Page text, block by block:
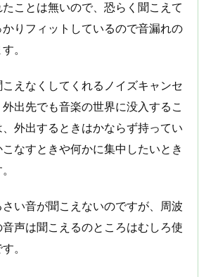
ことは無いので、恐らく聞こえて
りフィットしているので音漏れの
。
えなくしてくれるノイズキャンセ
出先でも音楽の世界に没入するこ
外出するときはかならず持ってい
なすときや何かに集中したいとき
い音が聞こえないのですが、周波
声は聞こえるのところはむしろ使
。